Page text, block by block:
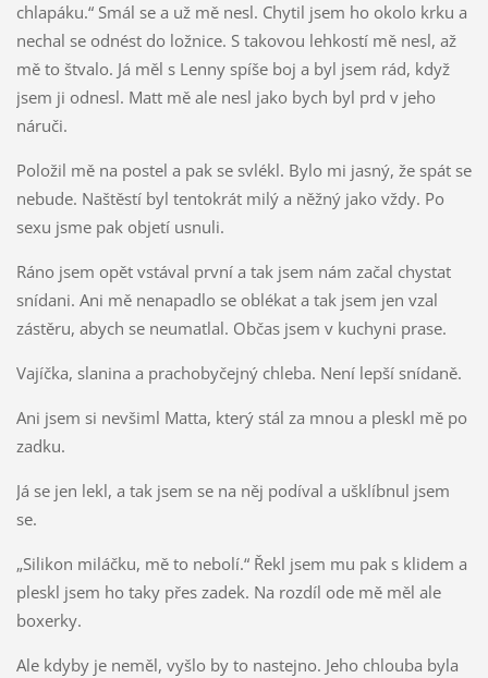
chlapáku.“ Smál se a už mě nesl. Chytil jsem ho okolo krku a
nechal se odnést do ložnice. S takovou lehkostí mě nesl, až
mě to štvalo. Já měl s Lenny spíše boj a byl jsem rád, když
jsem ji odnesl. Matt mě ale nesl jako bych byl prd v jeho
náruči.
Položil mě na postel a pak se svlékl. Bylo mi jasný, že spát se
nebude. Naštěstí byl tentokrát milý a něžný jako vždy. Po
sexu jsme pak objetí usnuli.
Ráno jsem opět vstával první a tak jsem nám začal chystat
snídani. Ani mě nenapadlo se oblékat a tak jsem jen vzal
zástěru, abych se neumatlal. Občas jsem v kuchyni prase.
Vajíčka, slanina a prachobyčejný chleba. Není lepší snídaně.
Ani jsem si nevšiml Matta, který stál za mnou a pleskl mě po
zadku.
Já se jen lekl, a tak jsem se na něj podíval a ušklíbnul jsem
se.
„Silikon miláčku, mě to nebolí.“ Řekl jsem mu pak s klidem a
pleskl jsem ho taky přes zadek. Na rozdíl ode mě měl ale
boxerky.
Ale kdyby je neměl, vyšlo by to nastejno. Jeho chlouba byla